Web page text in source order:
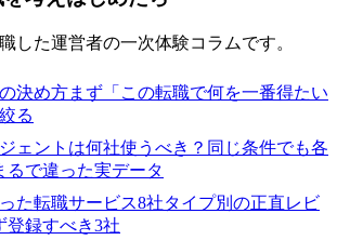
した運営者の一次体験コラムです。
決め方まず「この転職で何を一番得たい
る
ェントは何社使うべき？ 同じ条件でも各
るで違った実データ
た転職サービス8社タイプ別の正直レビ
登録すべき3社